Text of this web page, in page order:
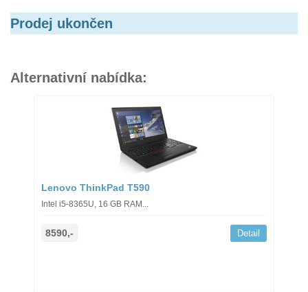
Prodej ukončen
Alternativní nabídka:
Lenovo ThinkPad T590
Intel i5-8365U, 16 GB RAM...
8590,- Detail